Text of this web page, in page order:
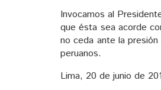
Invocamos al
que ésta sea acorde
no ceda ante la
peruanos.
Lima, 20 de junio de